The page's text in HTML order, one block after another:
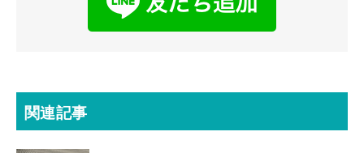
関連記事